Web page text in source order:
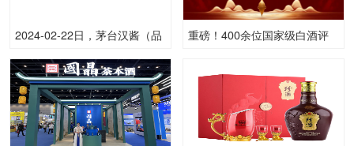
2024-02-22日，茅台汉酱（品
价格是多少呢？
重磅！400余位国家级白酒评
事......